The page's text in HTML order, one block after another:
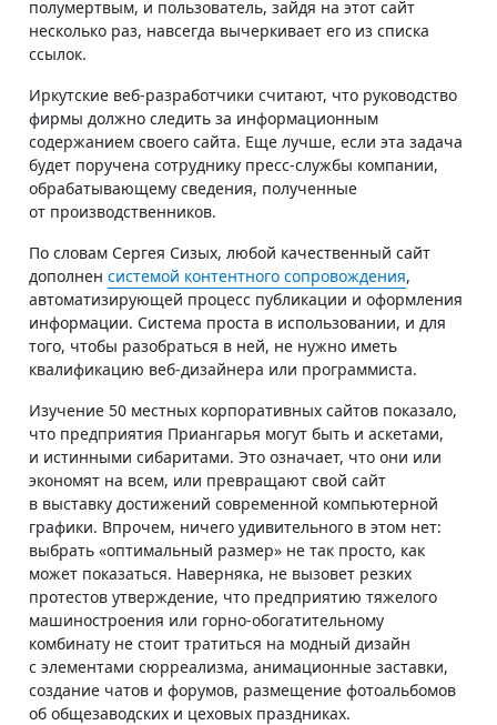
полумертвым, и пользователь, зайдя на этот сайт
несколько раз, навсегда вычеркивает его из списка
ссылок.
Иркутские веб-разработчики считают, что руководство
фирмы должно следить за информационным
содержанием своего сайта. Еще лучше, если эта задача
будет поручена сотруднику пресс-службы компании,
обрабатывающему сведения, полученные
от производственников.
По словам Сергея Сизых, любой качественный сайт
дополнен системой контентного сопровождения,
автоматизирующей процесс публикации и оформления
информации. Система проста в использовании, и для
того, чтобы разобраться в ней, не нужно иметь
квалификацию веб-дизайнера или программиста.
Изучение 50 местных корпоративных сайтов показало,
что предприятия Приангарья могут быть и аскетами,
и истинными сибаритами. Это означает, что они или
экономят на всем, или превращают свой сайт
в выставку достижений современной компьютерной
графики. Впрочем, ничего удивительного в этом нет:
выбрать «оптимальный размер» не так просто, как
может показаться. Наверняка, не вызовет резких
протестов утверждение, что предприятию тяжелого
машиностроения или горно-обогатительному
комбинату не стоит тратиться на модный дизайн
с элементами сюрреализма, анимационные заставки,
создание чатов и форумов, размещение фотоальбомов
об общезаводских и цеховых праздниках.